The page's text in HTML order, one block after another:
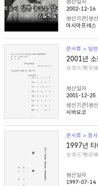
생산일자
2002-12-16
생산기관(생
아시아프레스
문서류 > 일
2001년 소
台湾元「慰安
생산일자
2001-12-25
생산기관(생
시바요코
문서류 > 증서
1997년 타
台湾元「慰安
생산일자
1997-07-14